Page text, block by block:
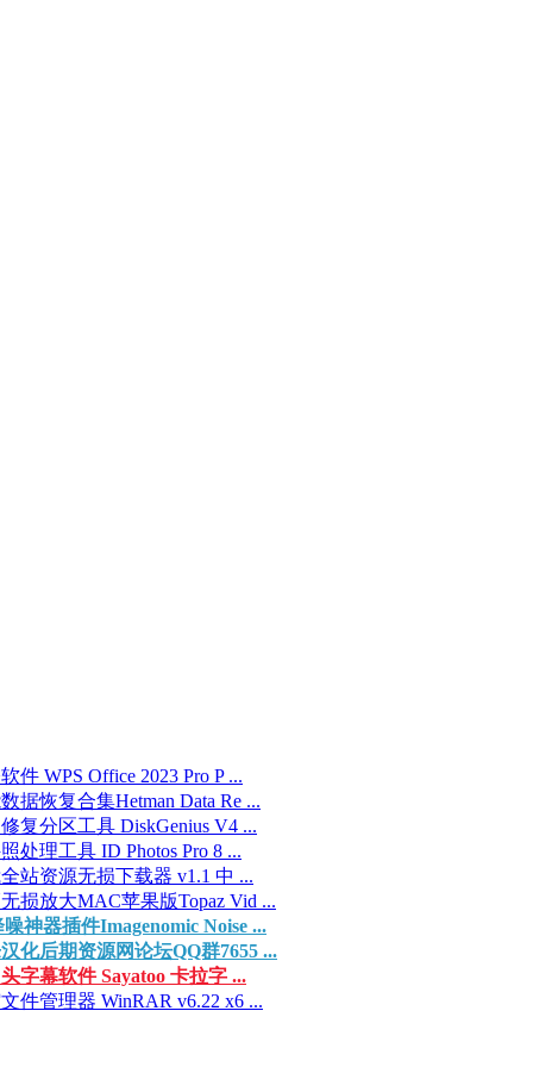
件 WPS Office 2023 Pro P ...
据恢复合集Hetman Data Re ...
复分区工具 DiskGenius V4 ...
处理工具 ID Photos Pro 8 ...
站资源无损下载器 v1.1 中 ...
损放大MAC苹果版Topaz Vid ...
噪神器插件Imagenomic Noise ...
化后期资源网论坛QQ群7655 ...
字幕软件 Sayatoo 卡拉字 ...
件管理器 WinRAR v6.22 x6 ...